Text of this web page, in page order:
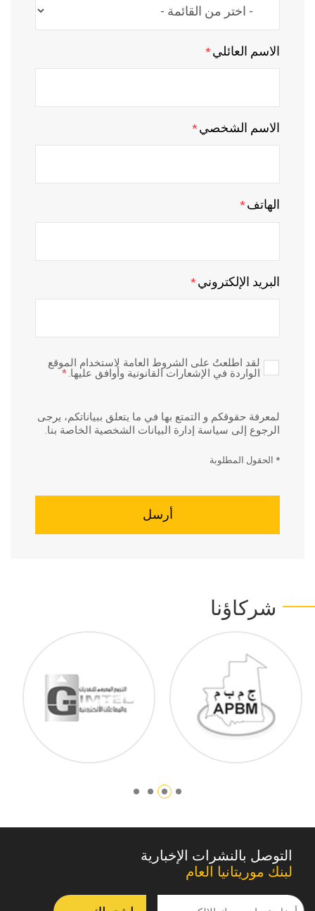
الاسم العائلي*
الاسم الشخصي*
الهاتف*
البريد الإلكتروني*
لقد اطلعتُ على الشروط العامة لاستخدام الموقع
الواردة في الإشعارات القانونية وأوافق عليها. *
لمعرفة حقوقكم و التمتع بها في ما يتعلق ببياناتكم، يرجى
الرجوع إلى سياسة إدارة البيانات الشخصية الخاصة بنا.
* الحقول المطلوبة
شركاؤنا
التوصل بالنشرات الإخبارية
لبنك موريتانيا العام